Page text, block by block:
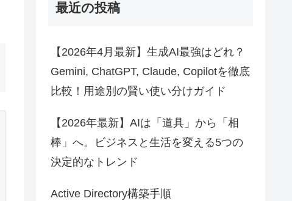
最近の投稿
【2026年4月最新】生成AI最強はどれ？
Gemini, ChatGPT, Claude, Copilotを徹底
比較！用途別の賢い使い分けガイド
【2026年最新】AIは「道具」から「相
棒」へ。ビジネスと生活を変える5つの
決定的なトレンド
Active Directory構築手順